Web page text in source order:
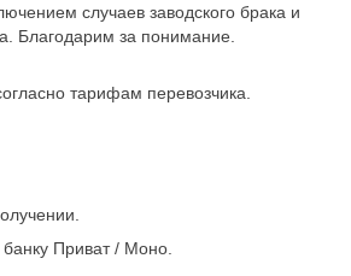
случаев заводского брака и
Благодарим за понимание.
тарифам перевозчика.
Приват / Моно.